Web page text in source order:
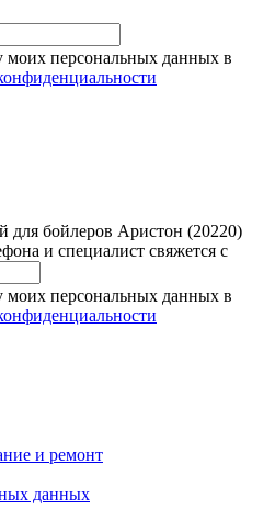
моих персональных данных в
для бойлеров Аристон (20220)
и специалист свяжется с
моих персональных данных в
и ремонт
данных